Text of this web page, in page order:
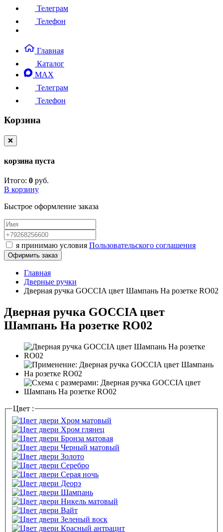
Телеграм
Телефон
Главная
Каталог
MAX
Телеграм
Телефон
Корзина
❌
корзина пуста
Итого: 0 руб.
В корзину
Быстрое оформление заказа
я принимаю условия Пользовательского соглашения
Офирмить заказ
Главная
Дверные ручки
Дверная ручка GOCCIA цвет Шампань На розетке RO02
Дверная ручка GOCCIA цвет
Шампань На розетке RO02
Цвет :